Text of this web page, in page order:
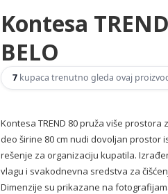
Kontesa
BELO
7 kupaca trenutno gleda ovaj
Kontesa TREND 80 pruža više
deo širine 80 cm nudi dovoljan prostor
rešenje za organizaciju kupatila.
vlagu i svakodnevna sredstva za
Dimenzije su prikazane na